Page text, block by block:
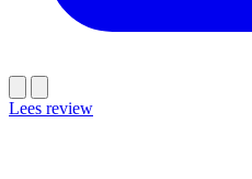
Lees review